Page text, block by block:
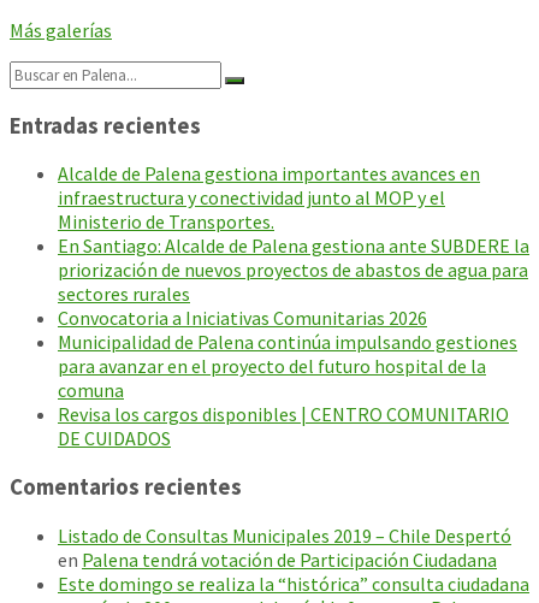
Más galerías
Search:
Entradas recientes
Alcalde de Palena gestiona importantes avances en
infraestructura y conectividad junto al MOP y el
Ministerio de Transportes.
En Santiago: Alcalde de Palena gestiona ante SUBDERE la
priorización de nuevos proyectos de abastos de agua para
sectores rurales
Convocatoria a Iniciativas Comunitarias 2026
Municipalidad de Palena continúa impulsando gestiones
para avanzar en el proyecto del futuro hospital de la
comuna
Revisa los cargos disponibles | CENTRO COMUNITARIO
DE CUIDADOS
Comentarios recientes
Listado de Consultas Municipales 2019 – Chile Despertó
en Palena tendrá votación de Participación Ciudadana
Este domingo se realiza la “histórica” consulta ciudadana